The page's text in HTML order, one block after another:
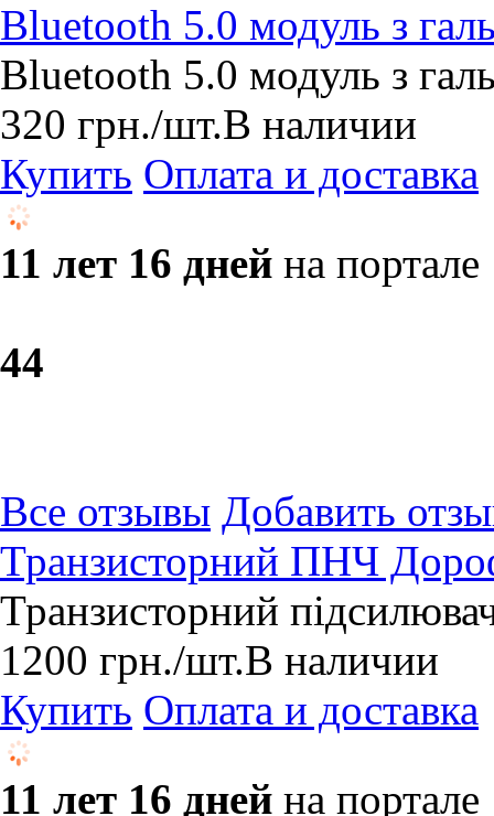
Bluetooth 5.0 модуль з
Bluetooth 5.0 модуль з
320 грн./шт.В наличии
Купить Оплата и доставка
11 лет 16 дней на портале
44
Все отзывы Добавить
Транзисторний ПНЧ
Транзисторний
1200 грн./шт.В наличии
Купить Оплата и доставка
11 лет 16 дней на портале